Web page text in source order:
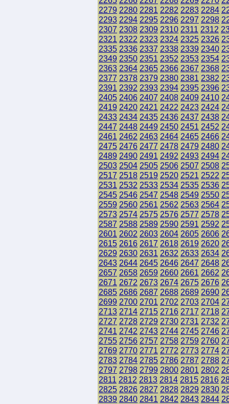
2279 2280 2281 2282 2283 2284
2293 2294 2295 2296 2297 2298
2307 2308 2309 2310 2311 2312
2321 2322 2323 2324 2325 2326
2335 2336 2337 2338 2339 2340
2349 2350 2351 2352 2353 2354
2363 2364 2365 2366 2367 2368
2377 2378 2379 2380 2381 2382
2391 2392 2393 2394 2395 2396
2405 2406 2407 2408 2409 2410
2419 2420 2421 2422 2423 2424
2433 2434 2435 2436 2437 2438
2447 2448 2449 2450 2451 2452
2461 2462 2463 2464 2465 2466
2475 2476 2477 2478 2479 2480
2489 2490 2491 2492 2493 2494
2503 2504 2505 2506 2507 2508
2517 2518 2519 2520 2521 2522
2531 2532 2533 2534 2535 2536
2545 2546 2547 2548 2549 2550
2559 2560 2561 2562 2563 2564
2573 2574 2575 2576 2577 2578
2587 2588 2589 2590 2591 2592
2601 2602 2603 2604 2605 2606
2615 2616 2617 2618 2619 2620
2629 2630 2631 2632 2633 2634
2643 2644 2645 2646 2647 2648
2657 2658 2659 2660 2661 2662
2671 2672 2673 2674 2675 2676
2685 2686 2687 2688 2689 2690
2699 2700 2701 2702 2703 2704
2713 2714 2715 2716 2717 2718
2727 2728 2729 2730 2731 2732
2741 2742 2743 2744 2745 2746
2755 2756 2757 2758 2759 2760
2769 2770 2771 2772 2773 2774
2783 2784 2785 2786 2787 2788
2797 2798 2799 2800 2801 2802
2811 2812 2813 2814 2815 2816
2825 2826 2827 2828 2829 2830
2839 2840 2841 2842 2843 2844